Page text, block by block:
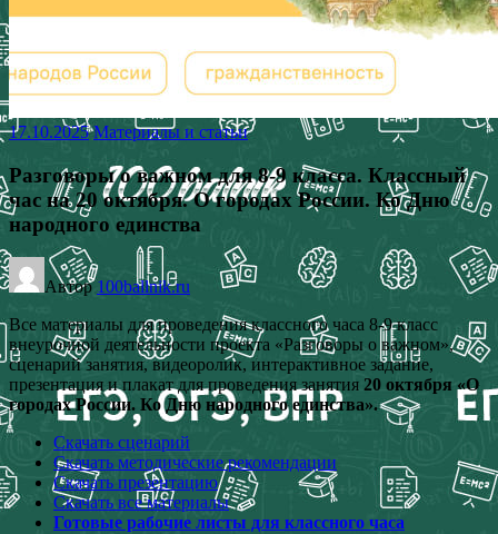
17.10.2025 Материалы и статьи
Разговоры о важном для 8-9 класса. Классный
час на 20 октября. О городах России. Ко Дню
народного единства
Автор100ballnik.ru
Все материалы для проведения классного часа 8-9 класс
внеурочной деятельности проекта «Разговоры о важном»,
сценарий занятия, видеоролик, интерактивное задание,
презентация и плакат для проведения занятия 20 октября «О
городах России. Ко Дню народного единства».
Скачать сценарий
Скачать методические рекомендации
Скачать презентацию
Скачать все материалы
Готовые рабочие листы для классного часа